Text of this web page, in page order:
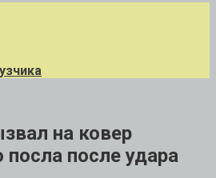
на ковер
посла после удара